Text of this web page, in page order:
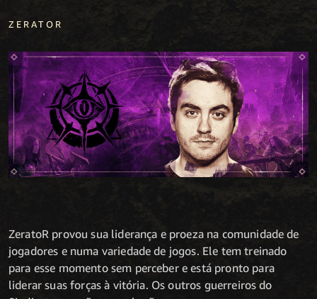
ZERATOR
ZeratoR provou sua liderança e proeza na comunidade de
jogadores e numa variedade de jogos. Ele tem treinado
para esse momento sem perceber e está pronto para
liderar suas forças à vitória. Os outros guerreiros do